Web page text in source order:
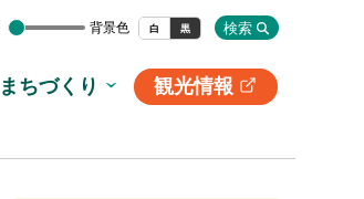
背景色 白 黒 検索
まちづくり
観光情報
別
ト